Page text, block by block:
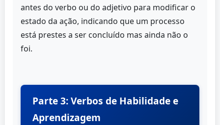
antes do verbo ou do adjetivo para modificar o
estado da ação, indicando que um processo
está prestes a ser concluído mas ainda não o
foi.
Parte 3: Verbos de Habilidade e
Aprendizagem